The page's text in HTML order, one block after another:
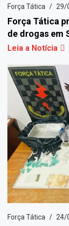
Força Tática 29/
Força Tática
de drogas em
Leia a Notícia
Força Tática 24/